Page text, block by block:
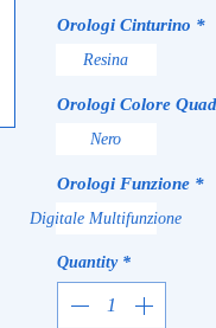
Orologi Cinturino *
Resina
Orologi Colore
Nero
Orologi Funzione *
Digitale Multifunzione
Quantity *